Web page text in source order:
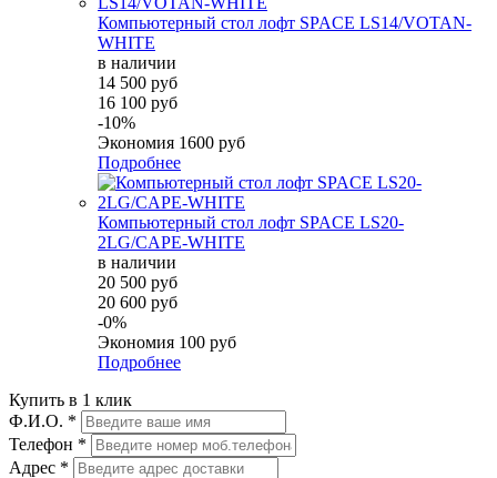
Компьютерный стол лофт SPACE LS14/VOTAN-
WHITE
в наличии
14 500 руб
16 100 руб
-10%
Экономия 1600 руб
Подробнее
Компьютерный стол лофт SPACE LS20-
2LG/CAPE-WHITE
в наличии
20 500 руб
20 600 руб
-0%
Экономия 100 руб
Подробнее
Купить в 1 клик
Ф.И.О. *
Телефон *
Адрес *